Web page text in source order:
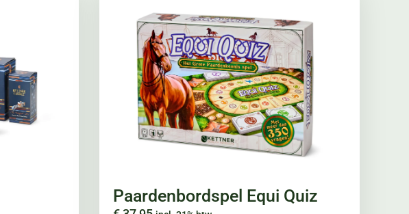
Paardenbordspel Equi Quiz